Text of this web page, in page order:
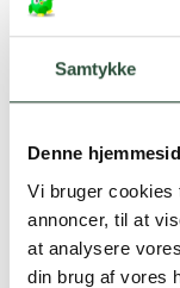
Samtykke
Denne
Vi bruger cookies
annoncer, til at
at analysere
din brug af vores